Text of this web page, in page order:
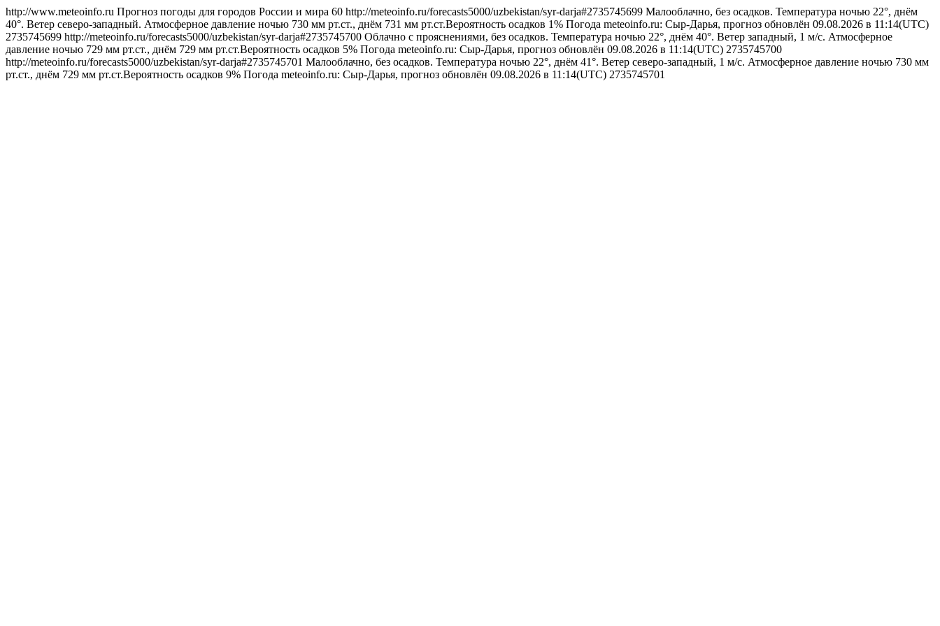
http://www.meteoinfo.ru Прогноз погоды для городов России и мира 60 http://meteoinfo.ru/forecasts5000/uzbekistan/syr-darja#2735745699 Малооблачно, без осадков. Температура ночью 22°, днём
40°. Ветер северо-западный. Атмосферное давление ночью 730 мм рт.ст., днём 731 мм рт.ст.Вероятность осадков 1% Погода meteoinfo.ru: Сыр-Дарья, прогноз обновлён 09.08.2026 в 11:14(UTC)
2735745699 http://meteoinfo.ru/forecasts5000/uzbekistan/syr-darja#2735745700 Облачно с прояснениями, без осадков. Температура ночью 22°, днём 40°. Ветер западный, 1 м/с. Атмосферное
давление ночью 729 мм рт.ст., днём 729 мм рт.ст.Вероятность осадков 5% Погода meteoinfo.ru: Сыр-Дарья, прогноз обновлён 09.08.2026 в 11:14(UTC) 2735745700
http://meteoinfo.ru/forecasts5000/uzbekistan/syr-darja#2735745701 Малооблачно, без осадков. Температура ночью 22°, днём 41°. Ветер северо-западный, 1 м/с. Атмосферное давление ночью 730 мм
рт.ст., днём 729 мм рт.ст.Вероятность осадков 9% Погода meteoinfo.ru: Сыр-Дарья, прогноз обновлён 09.08.2026 в 11:14(UTC) 2735745701